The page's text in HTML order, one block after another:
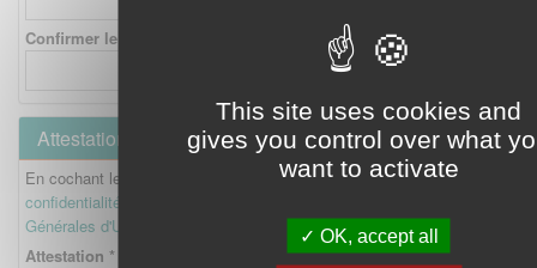
This site uses cookies and
gives you control over what
want to activate
OK, accept all
Confirmer le mot de passe *
Attestation
En cochant les cases ci-dessous, je reconnais avoir lu laPolitique de
confidentialité
Générales d'Utilisation
Attestation *